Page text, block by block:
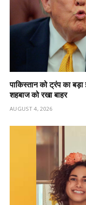
पाकिस्तान को ट्रंप का
शहबाज को रखा बाहर
AUGUST 4, 2026